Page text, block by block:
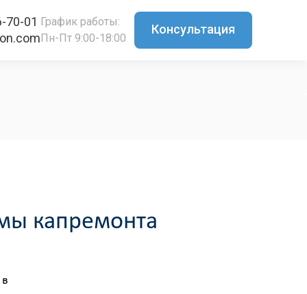
70-01 График работы:
Пн-Пт 9:00-18:00
Консультация
капремонта